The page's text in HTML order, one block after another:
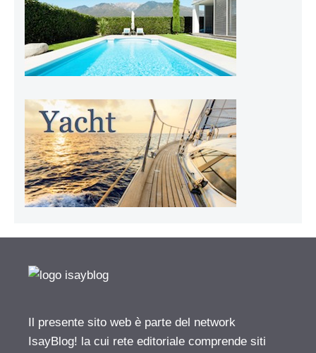
Il presente sito web è parte del network
IsayBlog! la cui rete editoriale comprende siti